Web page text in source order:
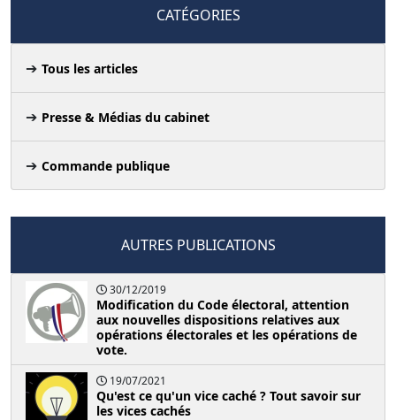
CATÉGORIES
Tous les articles
Presse & Médias du cabinet
Commande publique
AUTRES PUBLICATIONS
30/12/2019
Modification du Code électoral, attention
aux nouvelles dispositions relatives aux
opérations électorales et les opérations de
vote.
19/07/2021
Qu'est ce qu'un vice caché ? Tout savoir sur
les vices cachés